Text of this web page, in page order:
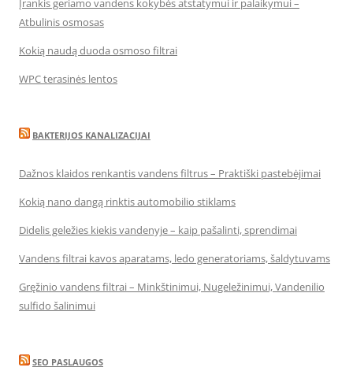
Įrankis geriamo vandens kokybės atstatymui ir palaikymui –
Atbulinis osmosas
Kokią naudą duoda osmoso filtrai
WPC terasinės lentos
BAKTERIJOS KANALIZACIJAI
Dažnos klaidos renkantis vandens filtrus – Praktiški pastebėjimai
Kokią nano dangą rinktis automobilio stiklams
Didelis geležies kiekis vandenyje – kaip pašalinti, sprendimai
Vandens filtrai kavos aparatams, ledo generatoriams, šaldytuvams
Gręžinio vandens filtrai – Minkštinimui, Nugeležinimui, Vandenilio
sulfido šalinimui
SEO PASLAUGOS